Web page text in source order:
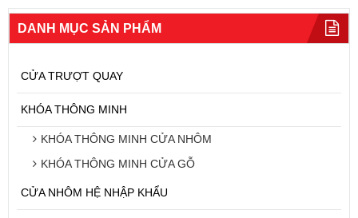
DANH MỤC SẢN PHẨM
CỬA TRƯỢT QUAY
KHÓA THÔNG MINH
KHÓA THÔNG MINH CỬA NHÔM
KHÓA THÔNG MINH CỬA GỖ
CỬA NHÔM HỆ NHẬP KHẨU